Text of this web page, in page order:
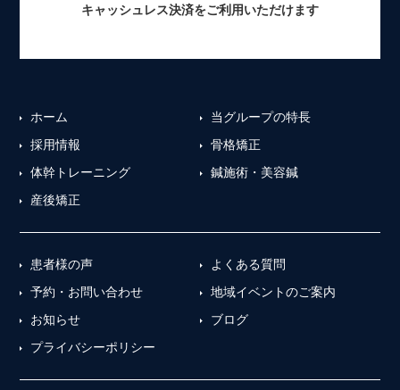
キャッシュレス決済をご利用いただけます
ホーム
当グループの特長
採用情報
骨格矯正
体幹トレーニング
鍼施術・美容鍼
産後矯正
患者様の声
よくある質問
予約・お問い合わせ
地域イベントのご案内
お知らせ
ブログ
プライバシーポリシー